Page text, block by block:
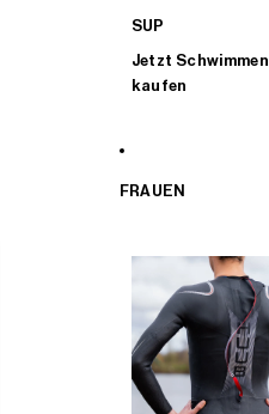
SUP
Jetzt Schwimmen
kaufen
FRAUEN